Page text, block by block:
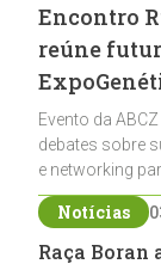
Encontro
reúne
Evento da
debates sobre
e networking
Notícias
Raça Boran